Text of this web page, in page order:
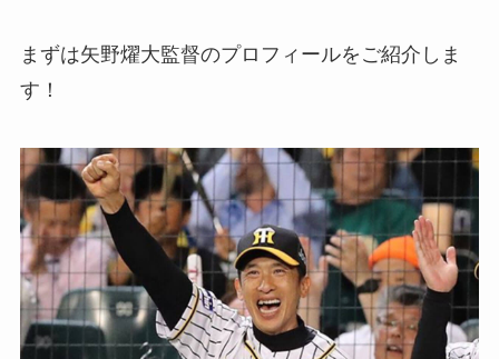
まずは矢野燿大監督のプロフィールをご紹介しま
す！